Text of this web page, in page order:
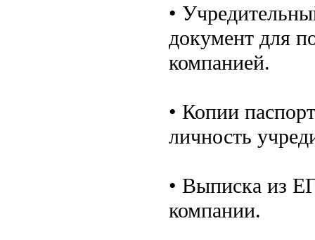
•
документ для
компанией.
• Копии
личность
• Выписка из
компании.